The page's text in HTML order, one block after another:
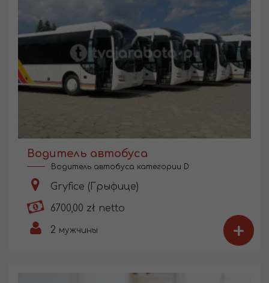
Водитель автобуса
Водитель автобуса категории D
Gryfice (Грыфице)
6700,00 zł netto
2 мужчины +